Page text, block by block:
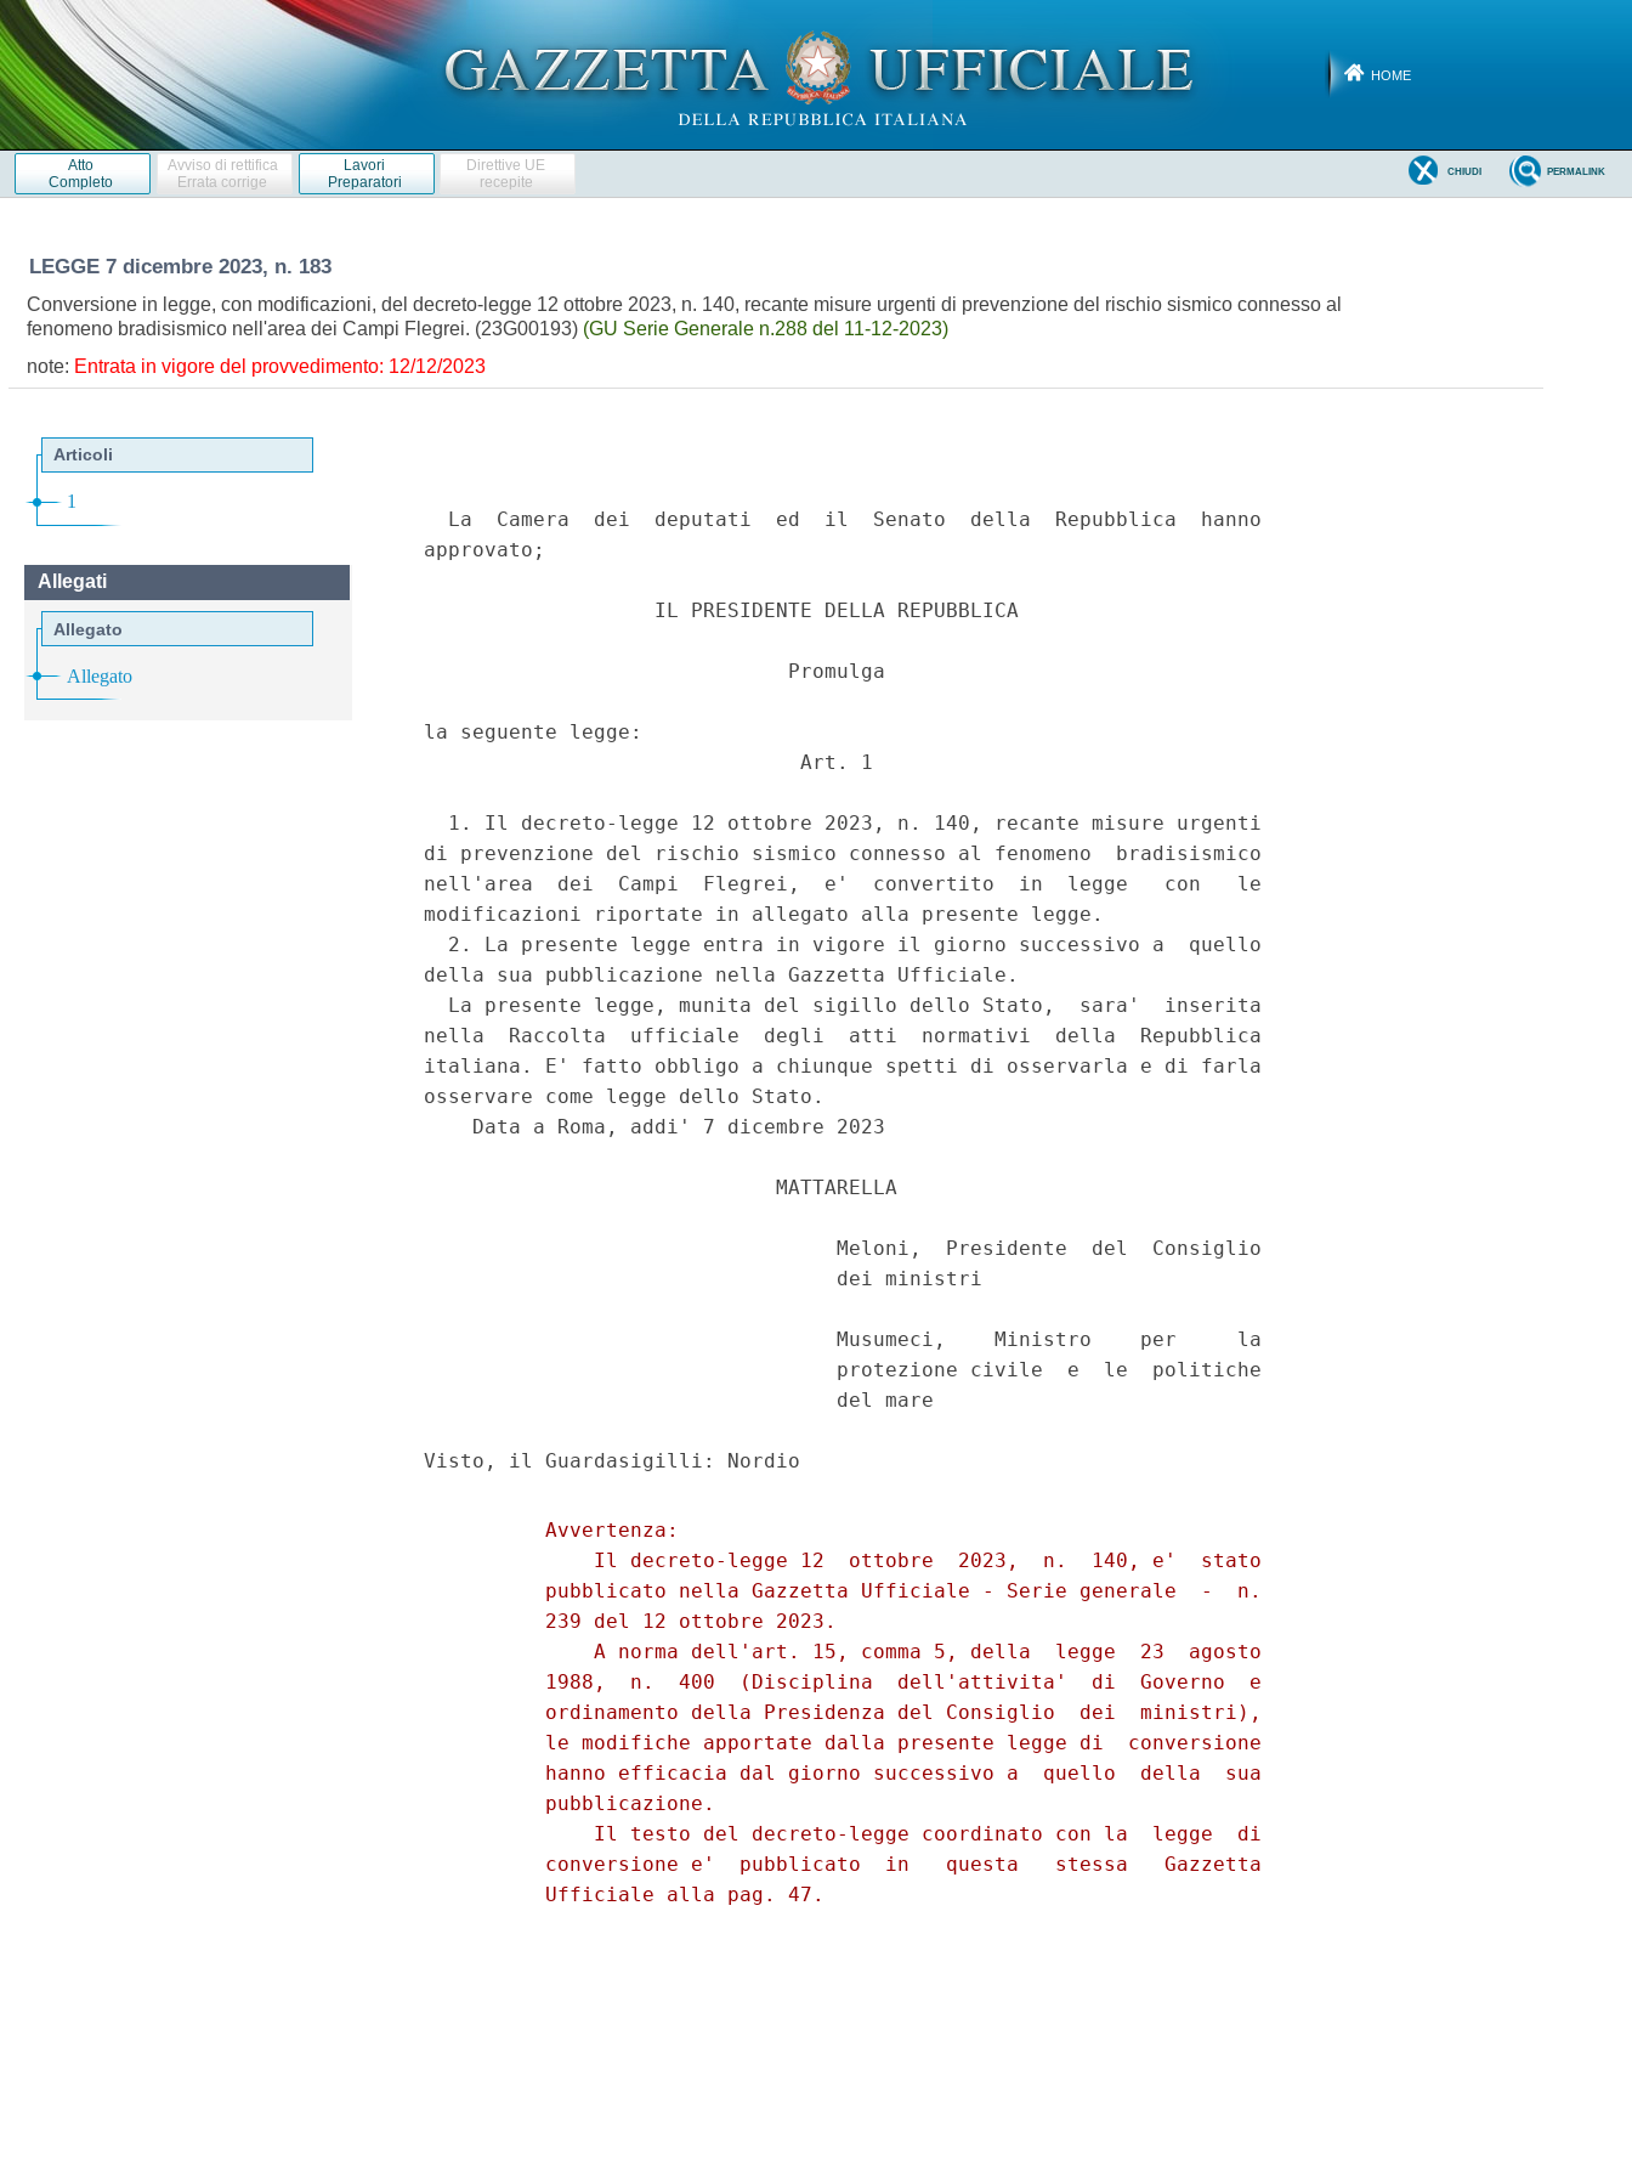
HOME
Atto
Completo
Avviso di rettifica
Errata corrige
Lavori
Preparatori
Direttive UE
recepite
PERMALINK
CHIUDI
LEGGE 7 dicembre 2023, n. 183
Conversione in legge, con modificazioni, del decreto-legge 12 ottobre 2023, n. 140, recante misure urgenti di prevenzione del rischio sismico connesso al
fenomeno bradisismico nell'area dei Campi Flegrei. (23G00193) (GU Serie Generale n.288 del 11-12-2023)
note: Entrata in vigore del provvedimento: 12/12/2023